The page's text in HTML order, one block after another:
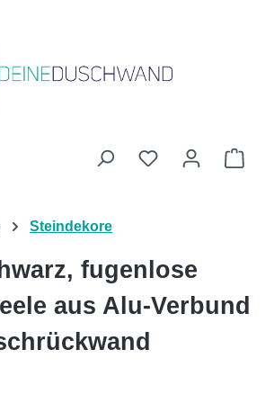
Du hast 0
Steindekore
fugenlose
aus Alu-Verbund